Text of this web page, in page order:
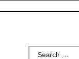
Search